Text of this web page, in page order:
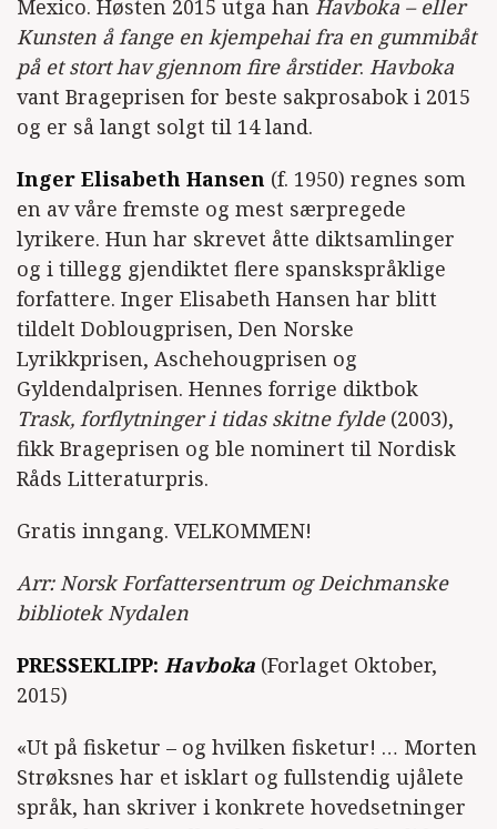
Mexico. Høsten 2015 utga han Havboka – eller
Kunsten å fange en kjempehai fra en gummibåt
på et stort hav gjennom fire årstider. Havboka
vant Brageprisen for beste sakprosabok i 2015
og er så langt solgt til 14 land.
Inger Elisabeth Hansen (f. 1950) regnes som
en av våre fremste og mest særpregede
lyrikere. Hun har skrevet åtte diktsamlinger
og i tillegg gjendiktet flere spanskspråklige
forfattere. Inger Elisabeth Hansen har blitt
tildelt Doblougprisen, Den Norske
Lyrikkprisen, Aschehougprisen og
Gyldendalprisen. Hennes forrige diktbok
Trask, forflytninger i tidas skitne fylde(2003),
fikk Brageprisen og ble nominert til Nordisk
Råds Litteraturpris.
Gratis inngang. VELKOMMEN!
Arr: Norsk Forfattersentrum og Deichmanske
bibliotek Nydalen
PRESSEKLIPP: Havboka (Forlaget Oktober,
2015)
«Ut på fisketur – og hvilken fisketur! … Morten
Strøksnes har et isklart og fullstendig ujålete
språk, han skriver i konkrete hovedsetninger